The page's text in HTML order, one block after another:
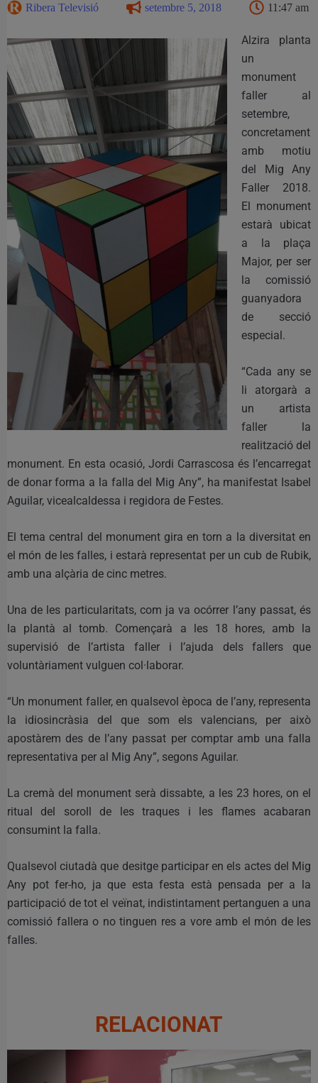
Ribera Televisió setembre 5, 2018 11:47 am
Alzira planta
un
monument
faller al
setembre,
concretament
amb motiu
del Mig Any
Faller 2018.
El monument
estarà ubicat
a la plaça
Major, per ser
la comissió
guanyadora
de secció
especial.
“Cada any se
li atorgarà a
un artista
faller la
realització del
monument. En esta ocasió, Jordi Carrascosa és l’encarregat
de donar forma a la falla del Mig Any”, ha manifestat Isabel
Aguilar, vicealcaldessa i regidora de Festes.
El tema central del monument gira en torn a la diversitat en
el món de les falles, i estarà representat per un cub de Rubik,
amb una alçària de cinc metres.
Una de les particularitats, com ja va ocórrer l’any passat, és
la plantà al tomb. Començarà a les 18 hores, amb la
supervisió de l’artista faller i l’ajuda dels fallers que
voluntàriament vulguen col·laborar.
“Un monument faller, en qualsevol època de l’any, representa
la idiosincràsia del que som els valencians, per això
apostàrem des de l’any passat per comptar amb una falla
representativa per al Mig Any”, segons Aguilar.
La cremà del monument serà dissabte, a les 23 hores, on el
ritual del soroll de les traques i les flames acabaran
consumint la falla.
Qualsevol ciutadà que desitge participar en els actes del Mig
Any pot fer-ho, ja que esta festa està pensada per a la
participació de tot el veïnat, indistintament pertanguen a una
comissió fallera o no tinguen res a vore amb el món de les
falles.
RELACIONAT